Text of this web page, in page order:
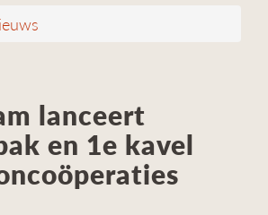
lanceert
en 1e kavel